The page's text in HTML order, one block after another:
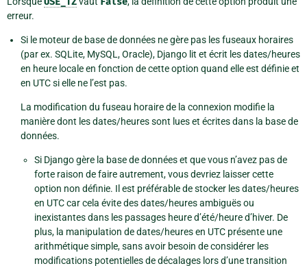
erreur.
Si le moteur de base de données ne gère pas les fuseaux horaires
(par ex. SQLite, MySQL, Oracle), Django lit et écrit les dates/heures
en heure locale en fonction de cette option quand elle est définie et
en UTC si elle ne l’est pas.
La modification du fuseau horaire de la connexion modifie la
manière dont les dates/heures sont lues et écrites dans la base de
données.
Si Django gère la base de données et que vous n’avez pas de
forte raison de faire autrement, vous devriez laisser cette
option non définie. Il est préférable de stocker les dates/heures
en UTC car cela évite des dates/heures ambiguës ou
inexistantes dans les passages heure d’été/heure d’hiver. De
plus, la manipulation de dates/heures en UTC présente une
arithmétique simple, sans avoir besoin de considérer les
modifications potentielles de décalages lors d’une transition